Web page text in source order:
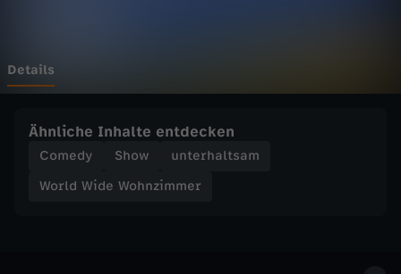
n
i
Details
Ähnliche Inhalte entdecken
Comedy Show
unterhaltsam
World Wide Wohnzimmer